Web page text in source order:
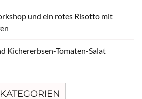
und ein rotes Risotto mit
Kichererbsen-Tomaten-Salat
KATEGORIEN